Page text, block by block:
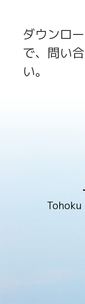
ダウンロ
で、問い
い。